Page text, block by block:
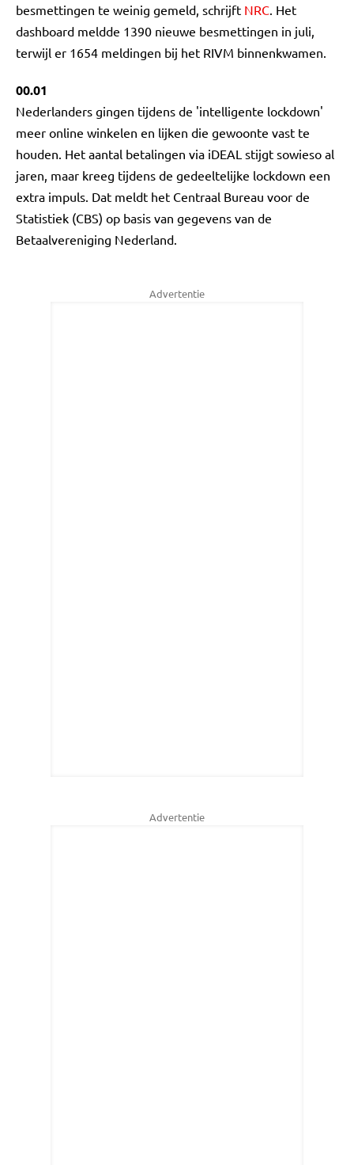
besmettingen te weinig gemeld, schrijft NRC. Het
dashboard meldde 1390 nieuwe besmettingen in juli,
terwijl er 1654 meldingen bij het RIVM binnenkwamen.
00.01
Nederlanders gingen tijdens de 'intelligente lockdown'
meer online winkelen en lijken die gewoonte vast te
houden. Het aantal betalingen via iDEAL stijgt sowieso al
jaren, maar kreeg tijdens de gedeeltelijke lockdown een
extra impuls. Dat meldt het Centraal Bureau voor de
Statistiek (CBS) op basis van gegevens van de
Betaalvereniging Nederland.
Advertentie
Advertentie